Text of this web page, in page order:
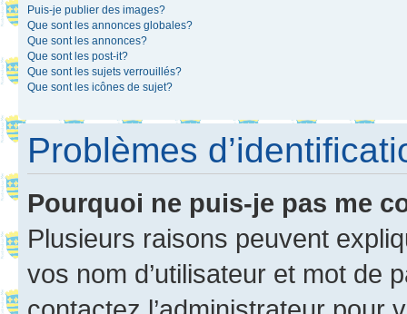
Puis-je publier des images?
Que sont les annonces globales?
Que sont les annonces?
Que sont les post-it?
Que sont les sujets verrouillés?
Que sont les icônes de sujet?
Problèmes
Pourquoi ne puis-je pas me
Plusieurs raisons peuvent
vos nom d’utilisateur et mot de